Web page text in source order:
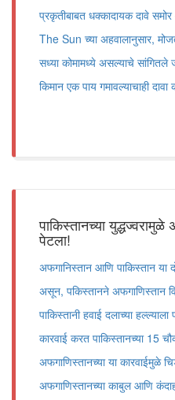
प्रकृतीबाबत धक्कादायक दावे
The Sun च्या अहवालानुसार,
सध्या कोमामध्ये असल्याचे
किमान एक पाय गमावल्याचाही
पाकिस्तानच्या
पेटला!
अफगानिस्तान आणि पाकिस्तान या
असून, पकिस्तानने अफगाणिस्तान
पाकिस्तानी हवाई दलाच्या
कारवाई करत पाकिस्तानच्या 15
अफगाणिस्तानच्या या कारवाईमुळे
अफगाणिस्तानच्या काबुल आणि